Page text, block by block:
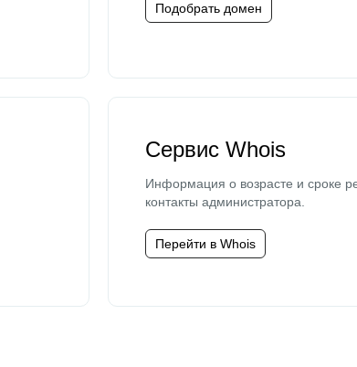
Подобрать домен
Сервис Whois
Информация о возрасте и сроке
контакты администратора.
Перейти в Whois